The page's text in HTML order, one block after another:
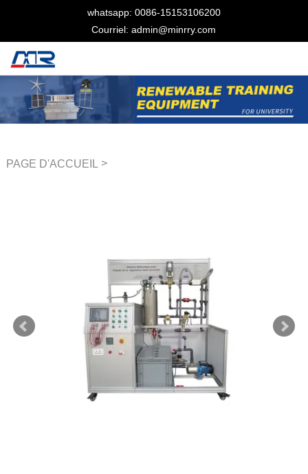
whatsapp: 0086-15153106200
Courriel: admin@minrry.com
PAGE D'ACCUEIL >